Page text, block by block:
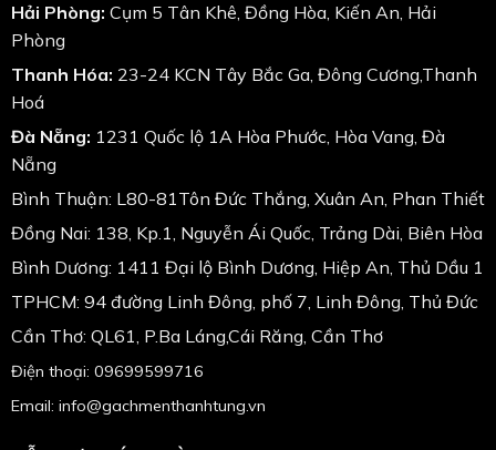
Hải Phòng: Cụm 5 Tân Khê, Đồng Hòa, Kiến An, Hải
Phòng
Thanh Hóa: 23-24 KCN Tây Bắc Ga, Đông Cương,Thanh
Hoá
Đà Nẵng: 1231 Quốc lộ 1A Hòa Phước, Hòa Vang, Đà
Nẵng
Bình Thuận: L80-81Tôn Đức Thắng, Xuân An, Phan Thiết
Đồng Nai: 138, Kp.1, Nguyễn Ái Quốc, Trảng Dài, Biên Hòa
Bình Dương: 1411 Đại lộ Bình Dương, Hiệp An, Thủ Dầu 1
TPHCM: 94 đường Linh Đông, phố 7, Linh Đông, Thủ Đức
Cần Thơ: QL61, P.Ba Láng,Cái Răng, Cần Thơ
Điện thoại: 09699599716
Email: info@gachmenthanhtung.vn